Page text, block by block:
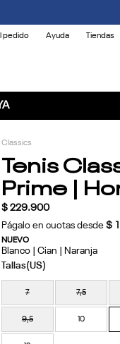
pedido Ayuda Tiendas
Classics
Tenis
Prime |
$ 229.900
Págalo en cuotas desde $
NUEVO
Blanco | Cian | Naranja
7 7,5
9,5 10